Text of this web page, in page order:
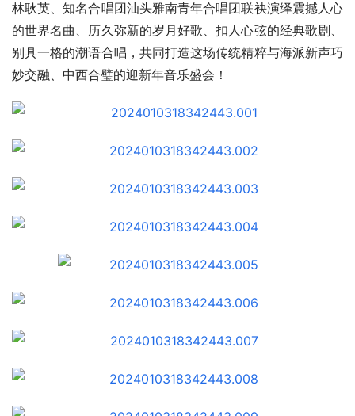
林耿英、知名合唱团汕头雅南青年合唱团联袂演绎震撼人心
的世界名曲、历久弥新的岁月好歌、扣人心弦的经典歌剧、
别具一格的潮语合唱，共同打造这场传统精粹与海派新声巧
妙交融、中西合璧的迎新年音乐盛会！